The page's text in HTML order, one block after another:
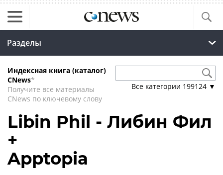
Разделы
Индексная книга (каталог)
CNews*
Получите все материалы
CNews по ключевому слову
Все категории 199124 ▼
Libin Phil - Либин Фил
+
Apptopia